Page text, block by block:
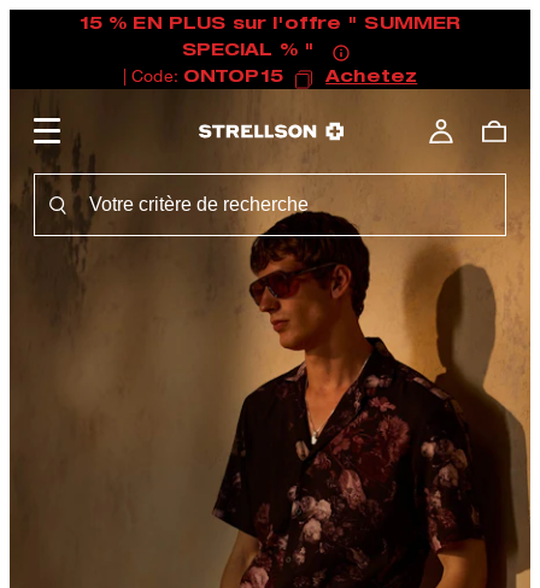
15 % EN PLUS sur l'offre " SUMMER
SPECIAL % "
| Code: ONTOP15 Achetez